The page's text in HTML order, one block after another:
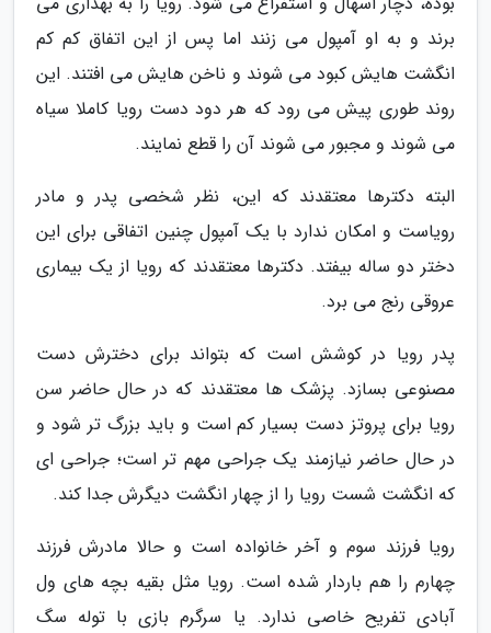
برند و به او آمپول می زنند اما پس از این اتفاق کم کم
انگشت هایش کبود می شوند و ناخن هایش می افتند. این
روند طوری پیش می رود که هر دود دست رویا کاملا سیاه
می شوند و مجبور می شوند آن را قطع نمایند.
البته دکترها معتقدند که این، نظر شخصی پدر و مادر
رویاست و امکان ندارد با یک آمپول چنین اتفاقی برای این
دختر دو ساله بیفتد. دکترها معتقدند که رویا از یک بیماری
عروقی رنج می برد.
پدر رویا در کوشش است که بتواند برای دخترش دست
مصنوعی بسازد. پزشک ها معتقدند که در حال حاضر سن
رویا برای پروتز دست بسیار کم است و باید بزرگ تر شود و
در حال حاضر نیازمند یک جراحی مهم تر است؛ جراحی ای
که انگشت شست رویا را از چهار انگشت دیگرش جدا کند.
رویا فرزند سوم و آخر خانواده است و حالا مادرش فرزند
چهارم را هم باردار شده است. رویا مثل بقیه بچه های ول
آبادی تفریح خاصی ندارد. یا سرگرم بازی با توله سگ